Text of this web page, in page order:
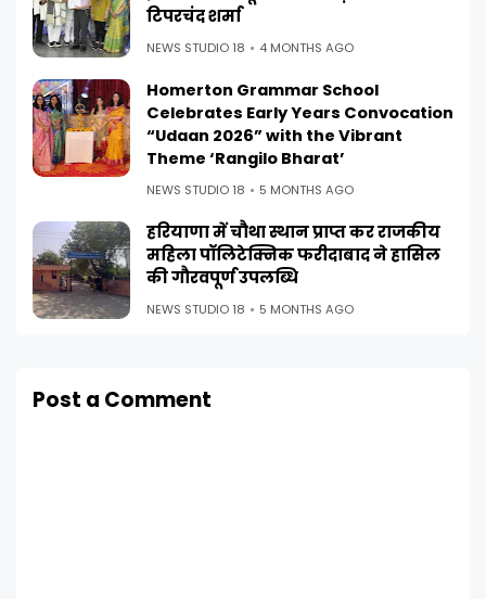
टिपरचंद शर्मा
NEWS STUDIO 18 4 MONTHS AGO
Homerton Grammar School
Celebrates Early Years Convocation
“Udaan 2026” with the Vibrant
Theme ‘Rangilo Bharat’
NEWS STUDIO 18 5 MONTHS AGO
हरियाणा में चौथा स्थान प्राप्त कर राजकीय
महिला पॉलिटेक्निक फरीदाबाद ने हासिल
की गौरवपूर्ण उपलब्धि
NEWS STUDIO 18 5 MONTHS AGO
Post a Comment